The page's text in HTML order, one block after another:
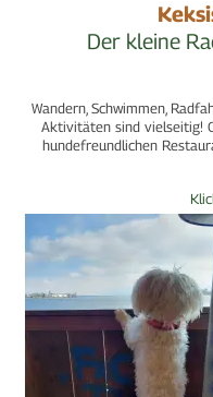
Der kleine
Wandern, Schwimmen,
Aktivitäten sind vielseitig!
hundefreundlichen